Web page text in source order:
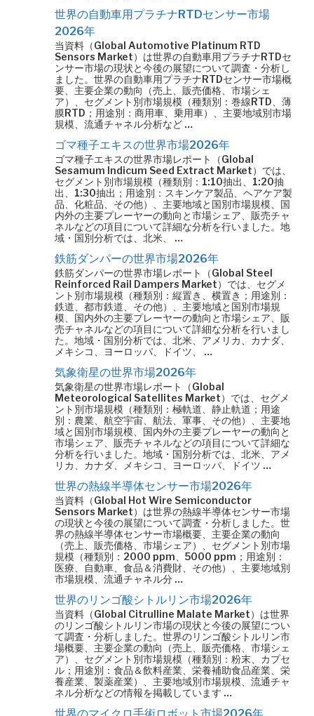
世界の自動車用プラチナRTDセンサー市場
2026年
当資料（Global Automotive Platinum RTD
Sensors Market）は世界の自動車用プラチナRTDセ
ンサー市場の現状と今後の展望について調査・分析し
ました。世界の自動車用プラチナRTDセンサー市場概
要、主要企業の動向（売上、販売価格、市場シェ
ア）、セグメント別市場規模（種類別：巻線RTD、薄
膜RTD；用途別：商用車、乗用車）、主要地域別市場
規模、流通チャネル分析など …
ゴマ種子エキスの世界市場2026年
ゴマ種子エキスの世界市場レポート（Global
Sesamum Indicum Seed Extract Market）では、
セグメント別市場規模（種類別：1:10抽出、1:20抽
出、1:30抽出；用途別：スキンケア製品、ヘアケア製
品、化粧品、その他）、主要地域と国別市場規模、国
内外の主要プレーヤーの動向と市場シェア、販売チャ
ネルなどの項目について詳細な分析を行いました。地
域・国別分析では、北米、 …
鉄筋ダンパーの世界市場2026年
鉄筋ダンパーの世界市場レポート（Global Steel
Reinforced Rail Dampers Market）では、セグメ
ント別市場規模（種類別：縦置き、横置き；用途別：
鉄道、都市鉄道、その他）、主要地域と国別市場規
模、国内外の主要プレーヤーの動向と市場シェア、販
売チャネルなどの項目について詳細な分析を行いまし
た。地域・国別分析では、北米、アメリカ、カナダ、
メキシコ、ヨーロッパ、ドイツ、 …
気象衛星の世界市場2026年
気象衛星の世界市場レポート（Global
Meteorological Satellites Market）では、セグメ
ント別市場規模（種類別：極軌道、静止軌道；用途
別：農業、航空宇宙、航法、軍事、その他）、主要地
域と国別市場規模、国内外の主要プレーヤーの動向と
市場シェア、販売チャネルなどの項目について詳細な
分析を行いました。地域・国別分析では、北米、アメ
リカ、カナダ、メキシコ、ヨーロッパ、ドイツ …
世界の熱線半導体センサー市場2026年
当資料（Global Hot Wire Semiconductor
Sensors Market）は世界の熱線半導体センサー市場
の現状と今後の展望について調査・分析しました。世
界の熱線半導体センサー市場概要、主要企業の動向
（売上、販売価格、市場シェア）、セグメント別市場
規模（種類別：2000 ppm、5000 ppm；用途別：
医療、自動車、食品＆消費財、その他）、主要地域別
市場規模、流通チャネル分 …
世界のリンゴ酸シトルリン市場2026年
当資料（Global Citrulline Malate Market）は世界
のリンゴ酸シトルリン市場の現状と今後の展望につい
て調査・分析しました。世界のリンゴ酸シトルリン市
場概要、主要企業の動向（売上、販売価格、市場シェ
ア）、セグメント別市場規模（種類別：粉末、カプセ
ル；用途別：食品＆飲料産業、栄養補助食品産業、栄
養産業、製薬産業）、主要地域別市場規模、流通チャ
ネル分析などの情報を掲載しています …